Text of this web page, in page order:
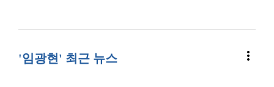
'임광현' 최근 뉴스 more_vert